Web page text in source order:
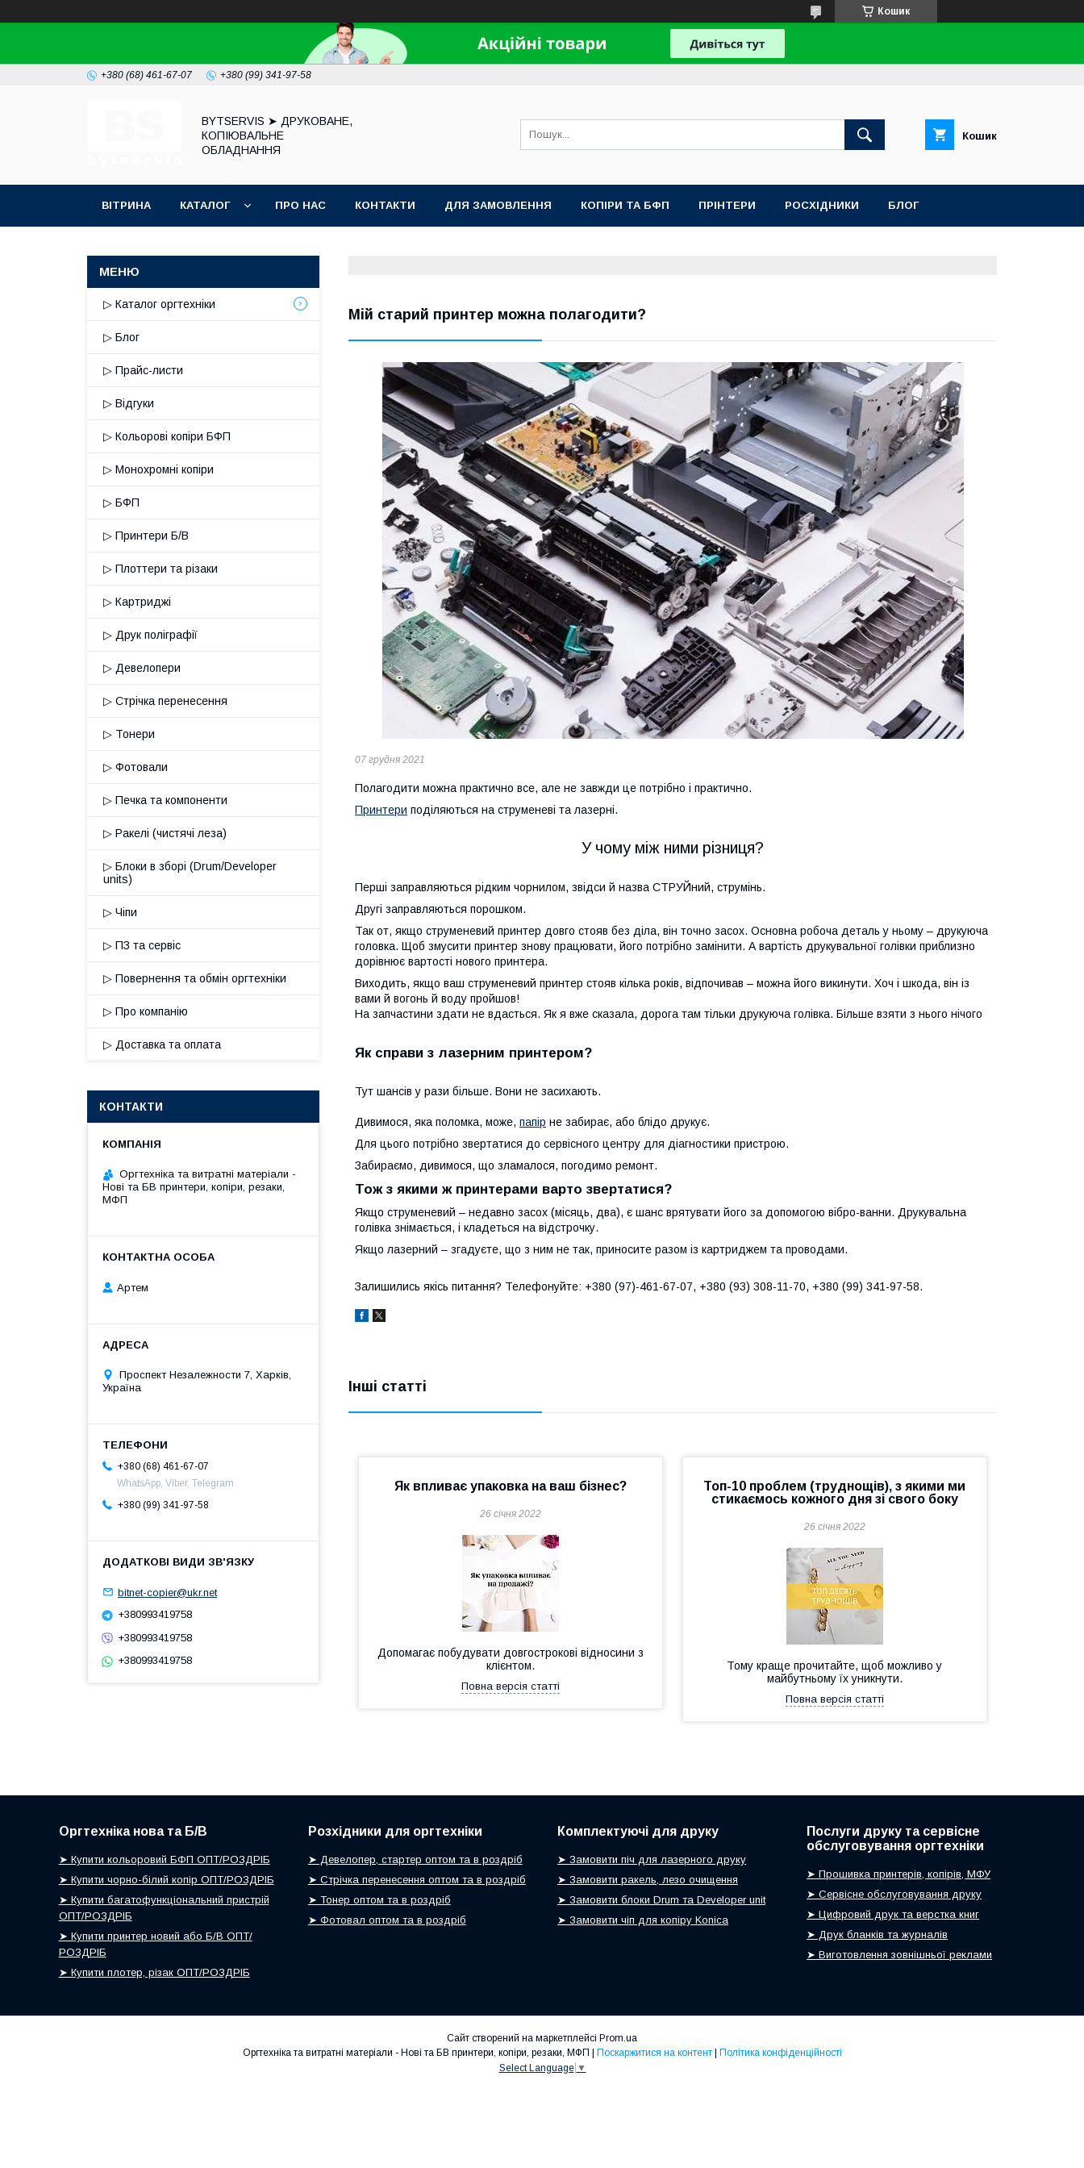
Кошик
+380 (68) 461-67-07 +380 (99) 341-97-58
BYTSERVIS ➤ ДРУКОВАНЕ,
КОПІЮВАЛЬНЕ
ОБЛАДНАННЯ
Кошик
ВІТРИНА КАТАЛОГ ПРО НАС КОНТАКТИ ДЛЯ ЗАМОВЛЕННЯ КОПІРИ ТА БФП ПРІНТЕРИ РОСХІДНИКИ БЛОГ
Мій старий принтер можна полагодити?
07 грудня 2021
Полагодити можна практично все, але не завжди це потрібно і практично.
Принтери поділяються на струменеві та лазерні.
У чому між ними різниця?
Перші заправляються рідким чорнилом, звідси й назва СТРУЙний, струмінь.
Другі заправляються порошком.
Так от, якщо струменевий принтер довго стояв без діла, він точно засох. Основна робоча деталь у ньому – друкуюча
головка. Щоб змусити принтер знову працювати, його потрібно замінити. А вартість друкувальної голівки приблизно
дорівнює вартості нового принтера.
Виходить, якщо ваш струменевий принтер стояв кілька років, відпочивав – можна його викинути. Хоч і шкода, він із
вами й вогонь й воду пройшов!
На запчастини здати не вдасться. Як я вже сказала, дорога там тільки друкуюча голівка. Більше взяти з нього нічого
Як справи з лазерним принтером?
Тут шансів у рази більше. Вони не засихають.
Дивимося, яка поломка, може, папір не забирає, або блідо друкує.
Для цього потрібно звертатися до сервісного центру для діагностики пристрою.
Забираємо, дивимося, що зламалося, погодимо ремонт.
Тож з якими ж принтерами варто звертатися?
Якщо струменевий – недавно засох (місяць, два), є шанс врятувати його за допомогою вібро-ванни. Друкувальна
голівка знімається, і кладеться на відстрочку.
Якщо лазерний – згадуєте, що з ним не так, приносите разом із картриджем та проводами.
Залишились якісь питання? Телефонуйте: +380 (97)-461-67-07, +380 (93) 308-11-70, +380 (99) 341-97-58.
Інші статті
Як впливає упаковка на ваш бізнес?
26 січня 2022
Допомагає побудувати довгострокові відносини з
клієнтом.
Повна версія статті
Топ-10 проблем (труднощів), з якими ми
стикаємось кожного дня зі свого боку
26 січня 2022
Тому краще прочитайте, щоб можливо у
майбутньому їх уникнути.
Повна версія статті
▷ Каталог оргтехніки
▷ Блог
▷ Прайс-листи
▷ Відгуки
▷ Кольорові копіри БФП
▷ Монохромні копіри
▷ БФП
▷ Принтери Б/В
▷ Плоттери та різаки
▷ Картриджі
▷ Друк поліграфії
▷ Девелопери
▷ Стрічка перенесення
▷ Тонери
▷ Фотовали
▷ Печка та компоненти
▷ Ракелі (чистячі леза)
▷ Блоки в зборі (Drum/Developer
units)
▷ Чіпи
▷ ПЗ та сервіс
▷ Повернення та обмін оргтехніки
▷ Про компанію
▷ Доставка та оплата
КОНТАКТИ
Оргтехніка та витратні матеріали -
Нові та БВ принтери, копіри, резаки,
МФП
Артем
Проспект Незалежности 7, Харків,
Україна
+380 (68) 461-67-07
WhatsApp, Viber, Telegram
+380 (99) 341-97-58
bitnet-copier@ukr.net
+380993419758
+380993419758
+380993419758
Оргтехніка нова та Б/В
➤ Купити кольоровий БФП ОПТ/РОЗДРІБ
➤ Купити чорно-білий копір ОПТ/РОЗДРІБ
➤ Купити багатофункціональний пристрій
ОПТ/РОЗДРІБ
➤ Купити принтер новий або Б/В ОПТ/
РОЗДРІБ
➤ Купити плотер, різак ОПТ/РОЗДРІБ
Розхідники для оргтехніки
➤ Девелопер, стартер оптом та в роздріб
➤ Стрічка перенесення оптом та в роздріб
➤ Тонер оптом та в роздріб
➤ Фотовал оптом та в роздріб
Комплектуючі для друку
➤ Замовити піч для лазерного друку
➤ Замовити ракель, лезо очищення
➤ Замовити блоки Drum та Developer unit
➤ Замовити чіп для копіру Konica
Послуги друку та сервісне
обслуговування оргтехніки
➤ Прошивка принтерів, копірів, МФУ
➤ Сервісне обслуговування друку
➤ Цифровий друк та верстка книг
➤ Друк бланків та журналів
➤ Виготовлення зовнішньої реклами
Сайт створений на маркетплейсі Prom.ua
Поскаржитися на контент
Політика конфіденційності
Select Language ▼